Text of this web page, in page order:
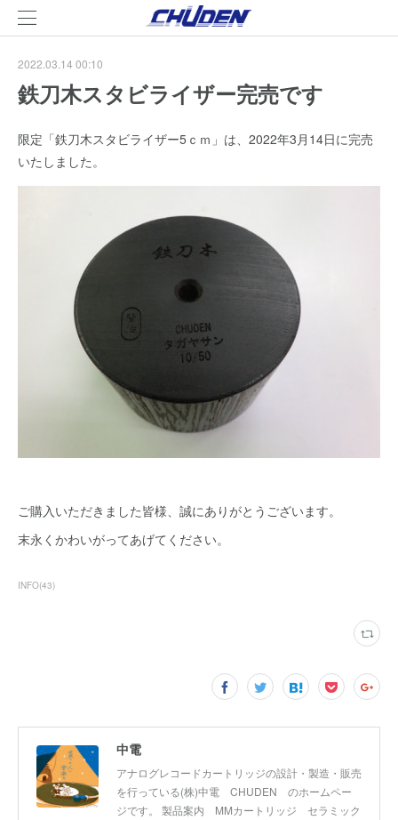
2022.03.14 00:10
鉄刀木スタビライザー完売です
限定「鉄刀木スタビライザー5ｃｍ」は、2022年3月14日に完売
いたしました。
ご購入いただきました皆様、誠にありがとうございます。
末永くかわいがってあげてください。
INFO(43)
中電
アナログレコードカートリッジの設計・製造・販売
を行っている(株)中電 CHUDEN のホームペー
ジです。 製品案内 MMカートリッジ セラミック